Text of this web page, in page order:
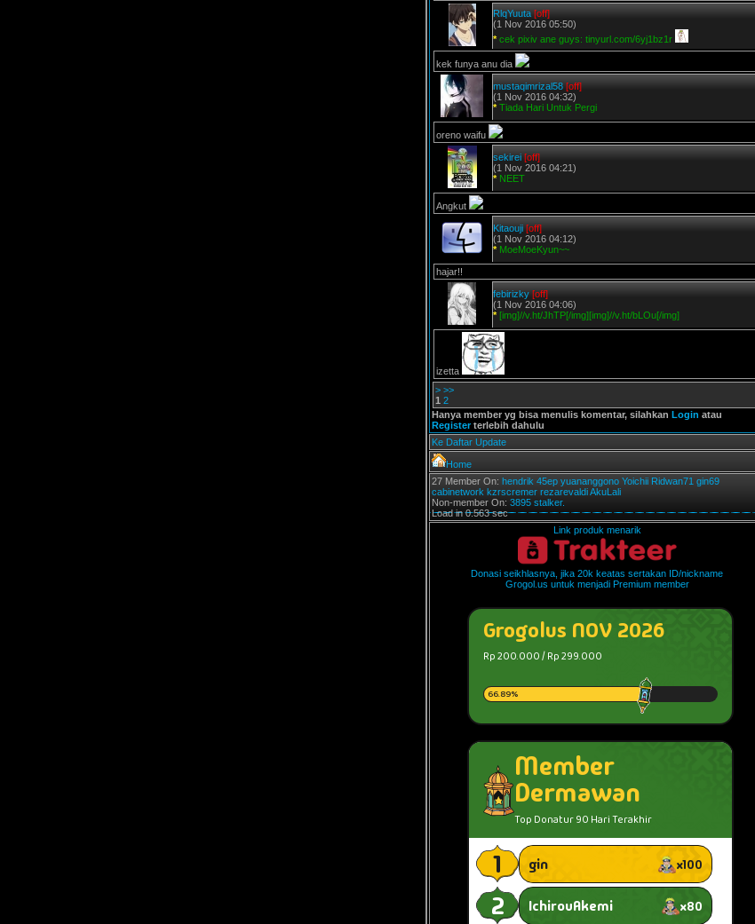
RlqYuuta [off]
(1 Nov 2016 05:50)
* cek pixiv ane guys: tinyurl.com/6yj1bz1r
kek funya anu dia
mustaqimrizal58 [off]
(1 Nov 2016 04:32)
* Tiada Hari Untuk Pergi
oreno waifu
sekirei [off]
(1 Nov 2016 04:21)
* NEET
Angkut
Kitaouji [off]
(1 Nov 2016 04:12)
* MoeMoeKyun~~
hajar!!
febirizky [off]
(1 Nov 2016 04:06)
* [img]//v.ht/JhTP[/img][img]//v.ht/bLOu[/img]
izetta
> >>
1 2
Hanya member yg bisa menulis komentar, silahkan Login atau
Registerterlebih dahulu
Ke Daftar Update
Home
27 Member On: hendrik 45ep yuananggono Yoichii Ridwan71 gin69
cabinetwork kzrscremer rezarevaldiAkuLali
Non-member On: 3895 stalker.
Load in 0.563 sec
Link produk menarik
Donasi seikhlasnya, jika 20k keatas sertakan ID/nickname
Grogol.us untuk menjadi Premium member